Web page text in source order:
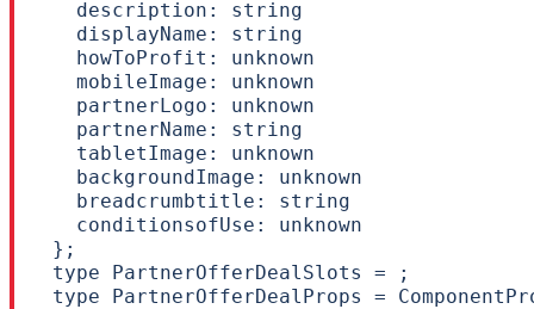
  description: string
  displayName: string
  howToProfit: unknown
  mobileImage: unknown
  partnerLogo: unknown
  partnerName: string
  tabletImage: unknown
  backgroundImage: unknown
  breadcrumbtitle: string
  conditionsofUse: unknown
};
type PartnerOfferDealSlots = ;
type PartnerOfferDealProps =